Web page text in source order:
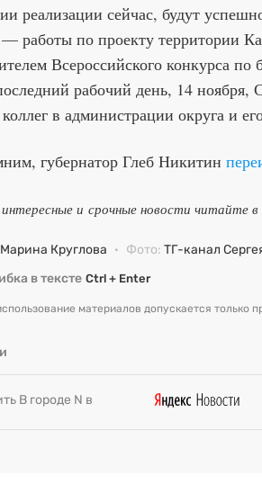
реализации сейчас, будут
работы по проекту территории
Всероссийского конкурса по
рабочий день, 14
в администрации округа и
губернатор Глеб Никитин
и срочные новости читайте в
Марина Круглова · Фото: ТГ-канал
в тексте Ctrl + Enter
материалов допускается только
В городе N в